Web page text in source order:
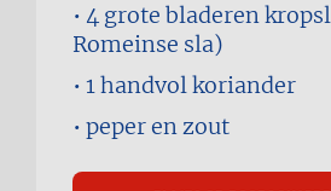
4 grote bladeren
Romeinse sla)
1 handvolkoriander
peper en zout